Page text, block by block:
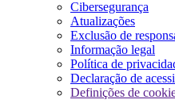
Cibersegurança
Atualizações
Exclusão de
Informação legal
Política de
Declaração de
Definições de